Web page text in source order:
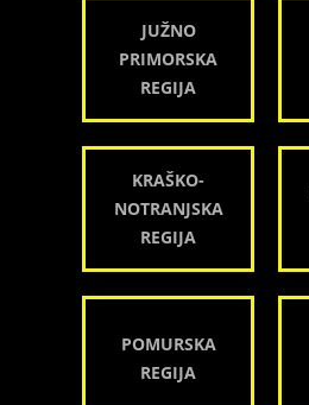
JUŽNO
PRIMORSKA
REGIJA
KRAŠKO-
NOTRANJSKA
REGIJA
POMURSKA
REGIJA